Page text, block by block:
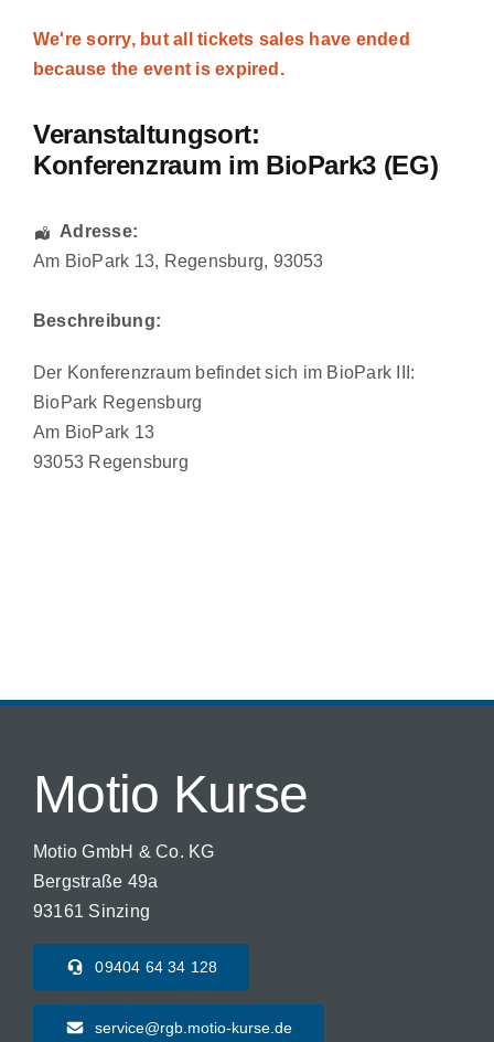
We're sorry, but all tickets sales have ended
because the event is expired.
Veranstaltungsort:
Konferenzraum im BioPark3 (EG)
Adresse:
Am BioPark 13, Regensburg, 93053
Beschreibung:
Der Konferenzraum befindet sich im BioPark III:
BioPark Regensburg
Am BioPark 13
93053 Regensburg
Motio Kurse
Motio GmbH & Co. KG
Bergstraße 49a
93161 Sinzing
09404 64 34 128
service@rgb.motio-kurse.de